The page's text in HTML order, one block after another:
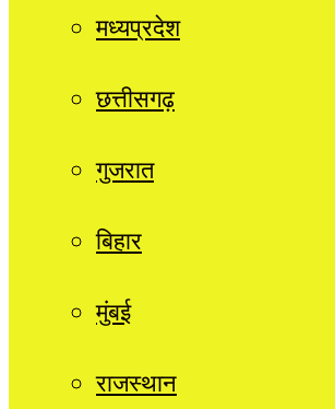
मध्यप्रदेश
छत्तीसगढ़
गुजरात
बिहार
मुंबई
राजस्थान